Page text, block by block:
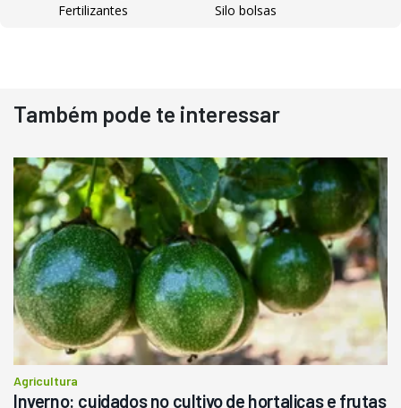
Fertilizantes
Silo bolsas
Também pode te interessar
Agricultura
Inverno: cuidados no cultivo de hortaliças e frutas